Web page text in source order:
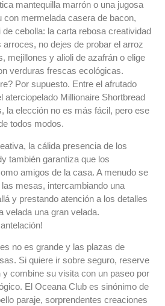
mantequilla marrón o una jugosa
con mermelada casera de bacon,
cebolla: la carta rebosa creatividad
no dejes de probar el arroz
mejillones y alioli de azafrán o elige
verduras frescas ecológicas.
Por supuesto. Entre el afrutado
aterciopelado Millionaire Shortbread
la elección no es más fácil, pero ese
todos modos.
la cálida presencia de los
también garantiza que los
amigos de la casa. A menudo se
mesas, intercambiando una
y prestando atención a los detalles
velada una gran velada.
no es grande y las plazas de
Si quiere ir sobre seguro, reserve
combine su visita con un paseo por
El Oceana Club es sinónimo de
paraje, sorprendentes creaciones